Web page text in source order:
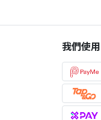
我們使用